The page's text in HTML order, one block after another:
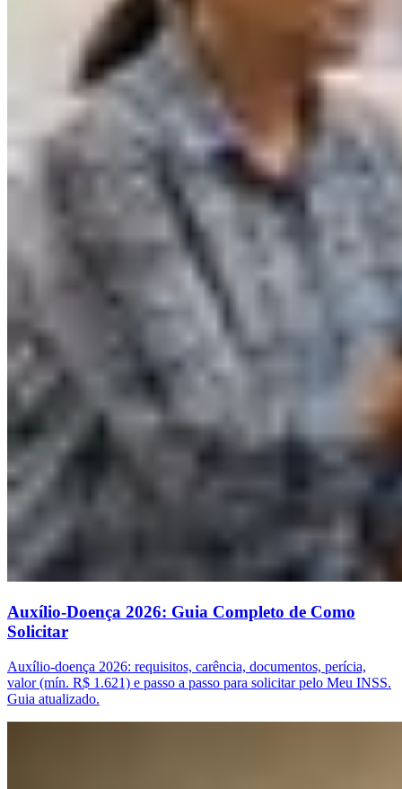
Auxílio-Doença 2026: Guia Completo de Como
Solicitar
Auxílio-doença 2026: requisitos, carência, documentos, perícia,
valor (mín. R$ 1.621) e passo a passo para solicitar pelo Meu INSS.
Guia atualizado.